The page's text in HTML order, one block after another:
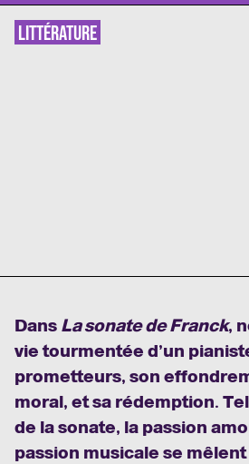
LITTÉRATURE
Dans La sonate de Franck,
vie tourmentée d’un
prometteurs, son
moral, et sa rédemption.
de la sonate, la passion
passion musicale se mêlent